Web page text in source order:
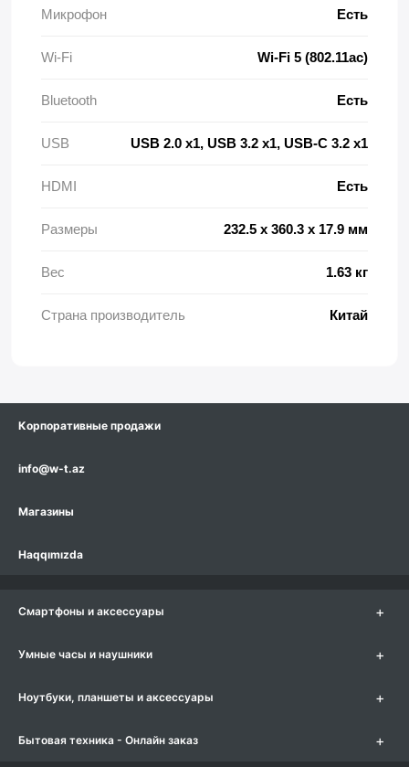
Микрофон Есть
Wi-Fi Wi-Fi 5 (802.11ac)
Bluetooth Есть
USB USB 2.0 x1, USB 3.2 x1, USB-C 3.2 x1
HDMI Есть
Размеры 232.5 x 360.3 x 17.9 мм
Вес 1.63 кг
Страна производитель Китай
Корпоративные продажи
info@w-t.az
Магазины
Haqqımızda
Смартфоны и аксессуары +
Умные часы и наушники +
Ноутбуки, планшеты и аксессуары +
Бытовая техника - Онлайн заказ +